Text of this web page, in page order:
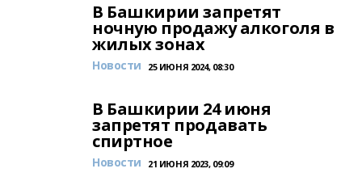
В Башкирии запретят
ночную продажу алкоголя в
жилых зонах
Новости 25 ИЮНЯ 2024, 08:30
В Башкирии 24 июня
запретят продавать
спиртное
Новости 21 ИЮНЯ 2023, 09:09